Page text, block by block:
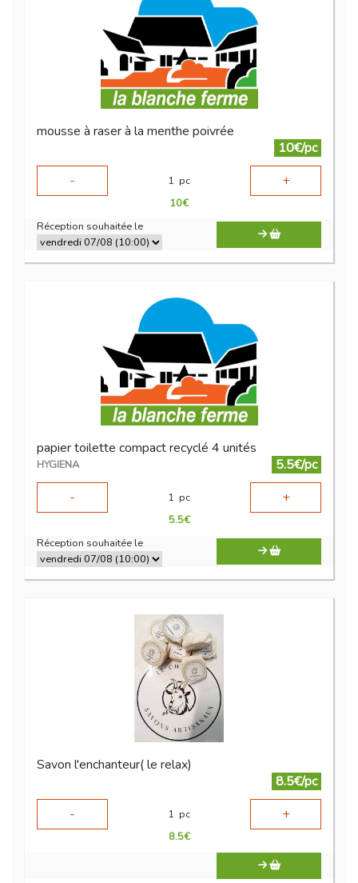
mousse à raser à la menthe poivrée
10€/pc
-
1 pc +
10€
Réception souhaitée le
papier toilette compact recyclé 4 unités
HYGIENA
5.5€/pc
-
1 pc +
5.5€
Réception souhaitée le
Savon l'enchanteur( le relax)
8.5€/pc
-
1 pc +
8.5€